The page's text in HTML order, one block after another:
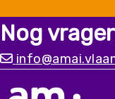
Nog